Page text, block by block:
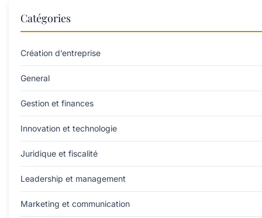
Catégories
Création d’entreprise
General
Gestion et finances
Innovation et technologie
Juridique et fiscalité
Leadership et management
Marketing et communication